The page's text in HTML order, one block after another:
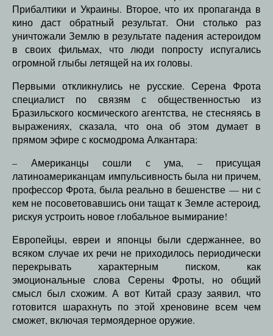
Прибалтики и Украины. Второе, что их пропаганда в
кино даст обратный результат. Они столько раз
уничтожали Землю в результате падения астероидом
в своих фильмах, что люди попросту испугались
огромной глыбы летящей на их головы.
Первыми откликнулись не русские. Серена Фрота
специалист по связям с общественностью из
Бразильского космического агентства, не стесняясь в
выражениях, сказала, что она об этом думает в
прямом эфире с космодрома Алкантара:
– Американцы сошли с ума, – присущая
латиноамериканцам импульсивность была ни причем,
профессор Фрота, была реально в бешенстве — ни с
кем не посоветовавшись они тащат к Земле астероид,
рискуя устроить новое глобальное вымирание!
Европейцы, евреи и японцы были сдержаннее, во
всяком случае их речи не приходилось периодически
перекрывать характерным писком, как
эмоциональные слова Серены Фроты, но общий
смысл был схожим. А вот Китай сразу заявил, что
готовится шарахнуть по этой хреновине всем чем
сможет, включая термоядерное оружие.